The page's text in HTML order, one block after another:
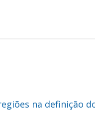
na definição